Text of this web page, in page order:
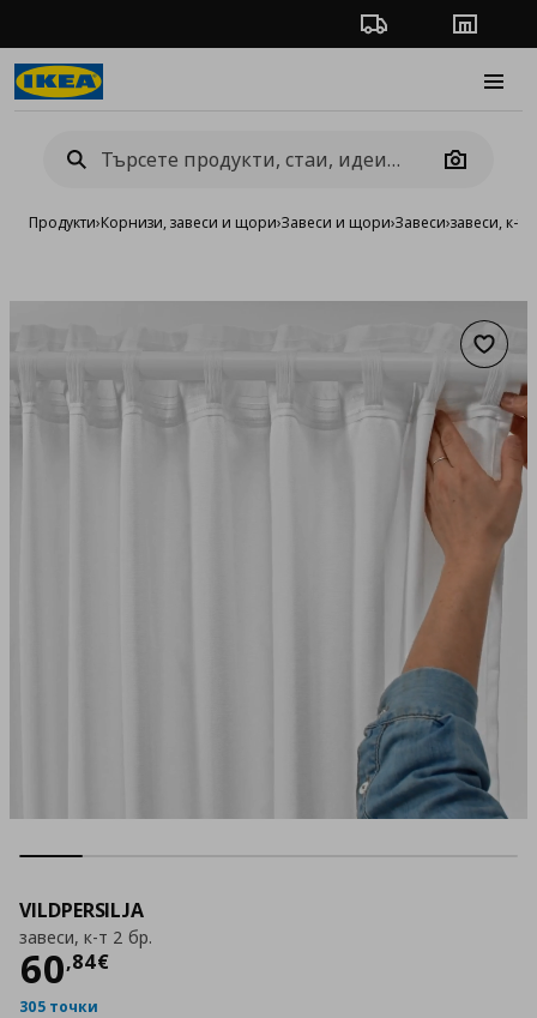
Проследяване на
Camera
Продукти›Корнизи, завеси и щори›Завеси и щори›Завеси›завеси, к-т
VILDPERSILJA
завеси, к-т 2 бр.
60,84€
Цена
305 точки